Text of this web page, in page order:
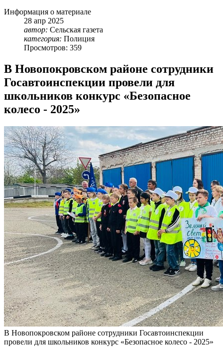
Информация о материале
28 апр 2025
автор: Сельская газета
категория: Полиция
Просмотров: 359
В Новопокровском районе сотрудники
Госавтоинспекции провели для
школьников конкурс «Безопасное
колесо - 2025»
В Новопокровском районе сотрудники Госавтоинспекции
провели для школьников конкурс «Безопасное колесо - 2025»